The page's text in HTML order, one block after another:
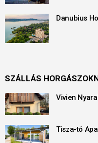
Danubius
SZÁLLÁS
Vivien
Tisza-tó